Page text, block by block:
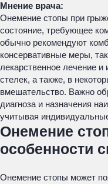
Мнение врача:
Онемение стопы при
состояние, требующее
обычно рекомендуют
консервативные меры,
лекарственное лечение и
стелек, а также, в
вмешательство. Важно
диагноза и назначения
учитывая
Онемение
особенности
Онемение стопы может